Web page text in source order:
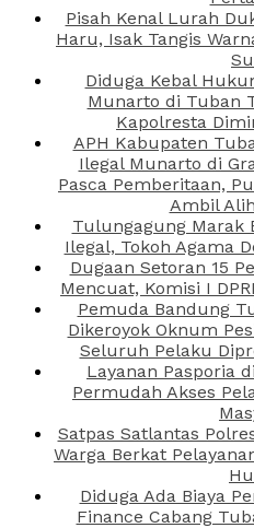
Pisah Kenal Lurah
Haru, Isak Tangis
Diduga Kebal
Munarto di Tuban
Kapolresta
APH Kabupaten
Ilegal Munarto di
Pasca Pemberitaan,
Ambil
Tulungagung Marak
Ilegal, Tokoh Agama
Dugaan Setoran 15
Mencuat, Komisi I
Pemuda Bandung
Dikeroyok Oknum
Seluruh Pelaku
Layanan Pasporia
Permudah Akses
Satpas Satlantas
Warga Berkat
Diduga Ada Biaya
Finance Cabang